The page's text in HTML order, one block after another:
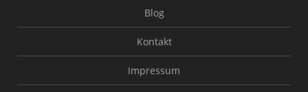
Blog
Kontakt
Impressum